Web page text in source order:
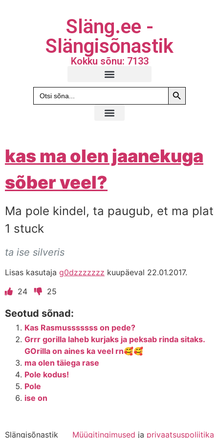
Släng.ee -
Slängisõnastik
Kokku sõnu: 7133
Search
for:
Search
kas ma olen jaanekuga
sõber veel?
Ma pole kindel, ta paugub, et ma plat
1 stuck
ta ise silveris
Lisas kasutaja g0dzzzzzzz kuupäeval 22.01.2017.
24
25
Seotud sõnad:
Kas Rasmusssssss on pede?
Grrr gorilla laheb kurjaks ja peksab rinda sitaks.
GOrilla on aines ka veel rn🥰🥰
ma olen täiega rase
Pole kodus!
Pole
ise on
Slängisõnastik Müügitingimused ja privaatsuspoliitika